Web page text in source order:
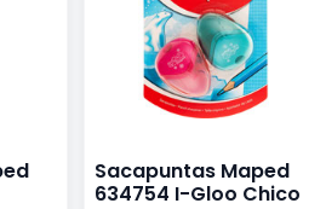
Sacapuntas Maped
634754 I-Gloo Chico